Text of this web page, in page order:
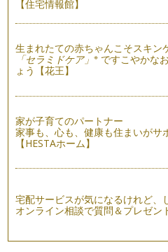
この春入園し、初めてのお弁当
いのが何をどれくらい入れれば
【住宅情報館】
生まれたての赤ちゃんこそスキン
「セラミドケア」※ ですこやかな
ょう【花王】
家が子育てのパートナー
家事も、心も、健康も住まいがサ
【HESTAホーム】
宅配サービスが気になるけれど、
オンライン相談で質問＆プレゼン